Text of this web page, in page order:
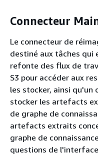
Connecteur
Le connecteur de
destiné aux tâches qui
refonte des flux de
S3 pour accéder aux
les stocker, ainsi qu'un
stocker les artefacts
de graphe de
artefacts extraits
graphe de
questions de